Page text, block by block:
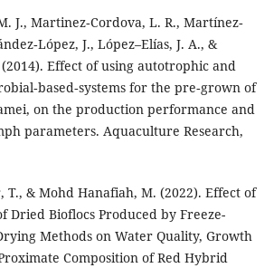
J., Martinez‐Cordova, L. R., Martínez‐
J., López–Elías, J. A., &
(2014). Effect of using autotrophic and
for the pre‐grown of
on the production performance and
parameters. Aquaculture Research,
& Mohd Hanafiah, M. (2022). Effect of
Dried Bioflocs Produced by Freeze-
Methods on Water Quality, Growth
Composition of Red Hybrid